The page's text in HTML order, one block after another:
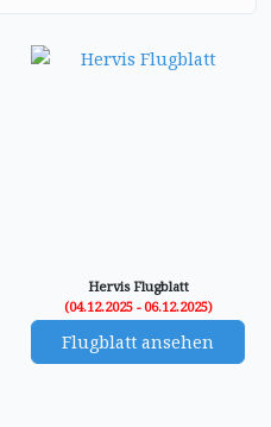
Hervis Flugblatt
(04.12.2025 - 06.12.2025)
Flugblatt ansehen